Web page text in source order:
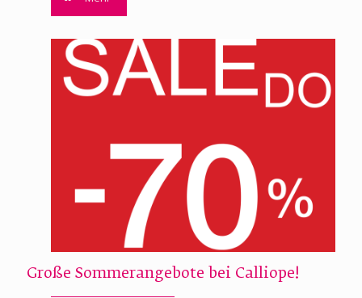
Große Sommerangebote bei Calliope!